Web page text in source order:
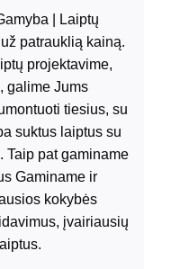
| Laiptų
patrauklią kainą.
projektavime,
galime Jums
tiesius, su
suktus laiptus su
pat gaminame
Gaminame ir
kokybės
įvairiausių